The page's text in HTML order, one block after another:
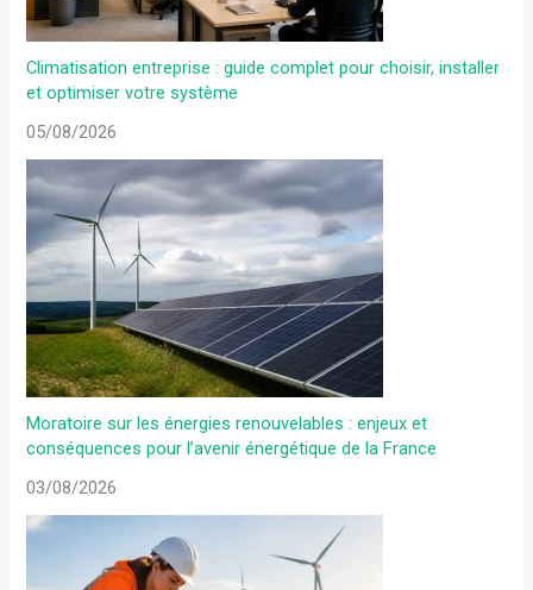
Climatisation entreprise : guide complet pour choisir, installer
et optimiser votre système
05/08/2026
Moratoire sur les énergies renouvelables : enjeux et
conséquences pour l’avenir énergétique de la France
03/08/2026